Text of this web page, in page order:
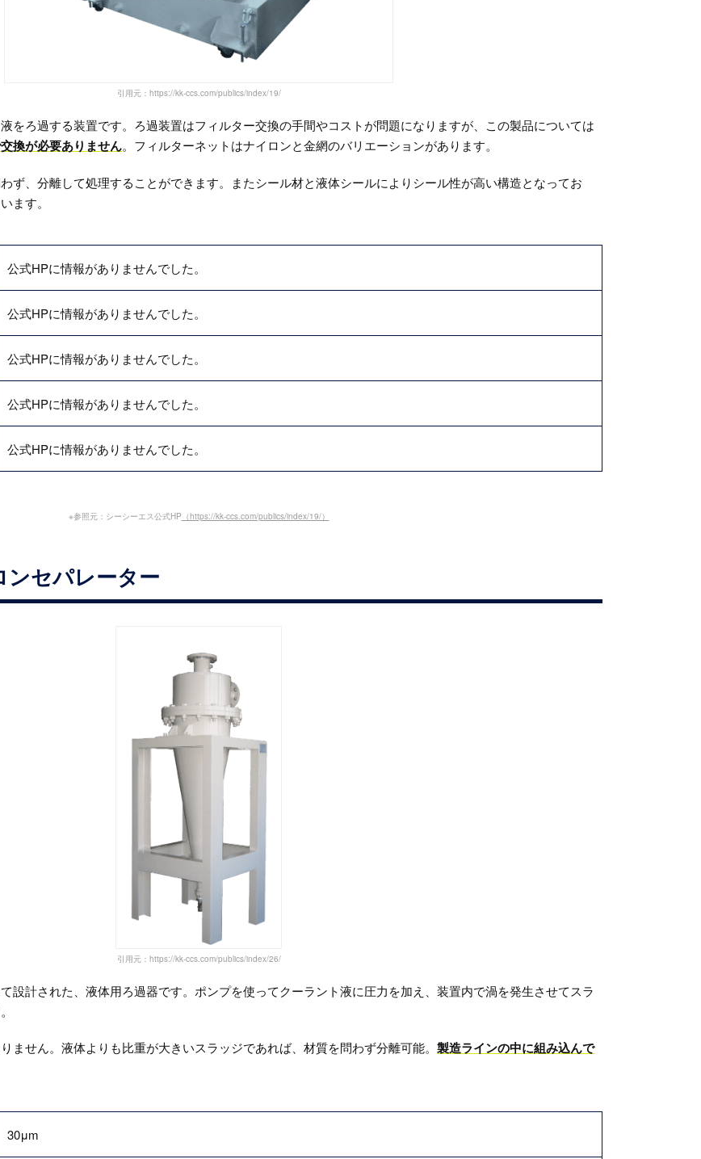
引用元：https://kk-ccs.com/publics/index/19/
をろ過する装置です。ろ過装置はフィルター交換の手間やコストが問題になりますが、この製品については
換が必要ありません。フィルターネットはナイロンと金網のバリエーションがあります。
ず、分離して処理することができます。またシール材と液体シールによりシール性が高い構造となってお
ます。
公式HPに情報がありませんでした。
公式HPに情報がありませんでした。
公式HPに情報がありませんでした。
公式HPに情報がありませんでした。
公式HPに情報がありませんでした。
※参照元：シーシーエス公式HP （https://kk-ccs.com/publics/index/19/）
セパレーター
引用元：https://kk-ccs.com/publics/index/26/
設計された、液体用ろ過器です。ポンプを使ってクーラント液に圧力を加え、装置内で渦を発生させてスラ
ません。液体よりも比重が大きいスラッジであれば、材質を問わず分離可能。 製造ラインの中に組み込んで
30μm